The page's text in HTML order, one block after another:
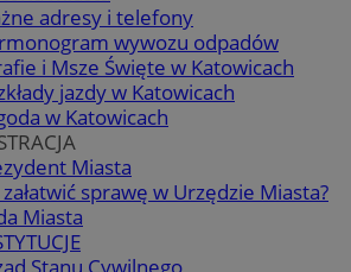
adresy i telefony
wywozu odpadów
i Msze Święte w Katowicach
jazdy w Katowicach
w Katowicach
Miasta
załatwić sprawę w Urzędzie Miasta?
Miasta